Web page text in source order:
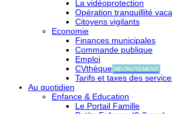
La vidéoprotection
Opération tranquillité
Citoyens vigilants
Economie
Finances municipales
Commande publique
Emploi
CVthèque RECRUTEMENT
Tarifs et taxes des
Au quotidien
Enfance & Education
Le Portail Famille